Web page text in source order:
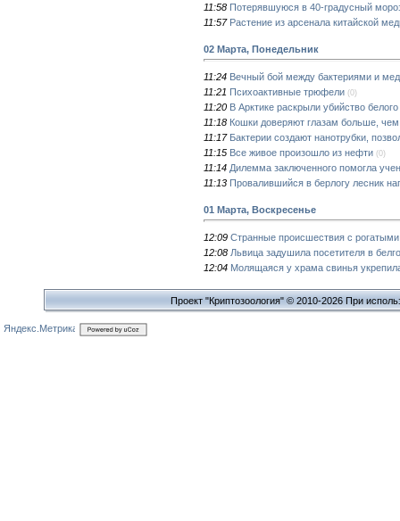
11:58 Потерявшуюся в 40-градусный
11:57 Растение из арсенала китайской
02 Марта, Понедельник
11:24 Вечный бой между бактериями и
11:21 Психоактивные трюфели (0)
11:20 В Арктике раскрыли убийство
11:18 Кошки доверяют глазам больше,
11:17 Бактерии создают нанотрубки,
11:15 Все живое произошло из нефти (0)
11:14 Дилемма заключенного помогла
11:13 Провалившийся в берлогу лесник
01 Марта, Воскресенье
12:09 Странные происшествия с
12:08 Львица задушила посетителя в
12:04 Молящаяся у храма свинья
Проект "Криптозоология" © 2010-2026 При